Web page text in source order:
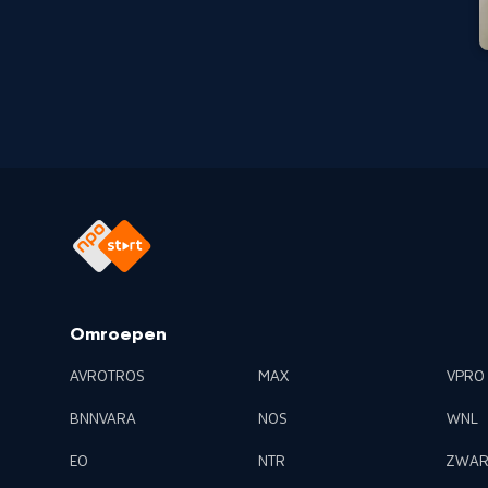
Omroepen
AVROTROS
BNNVARA
EO
MAX
NOS
NTR
VPRO
WNL